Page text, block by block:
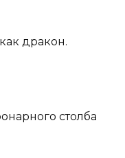
дракон.
столба